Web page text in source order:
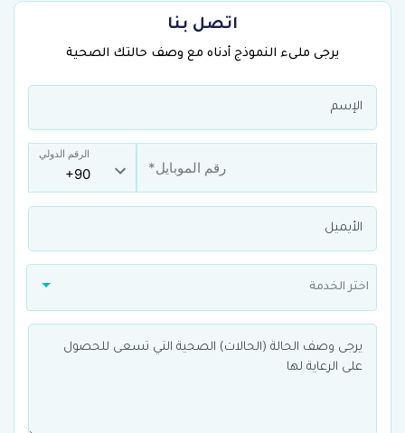
اتصل بنا
يرجى ملىء النموذج أدناه مع وصف حالتك الصحية
الرقم الدولي
اختر الخدمة